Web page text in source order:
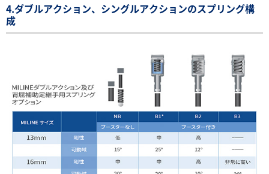
4.ダブルアクション、シングルアクションのスプリング構
成